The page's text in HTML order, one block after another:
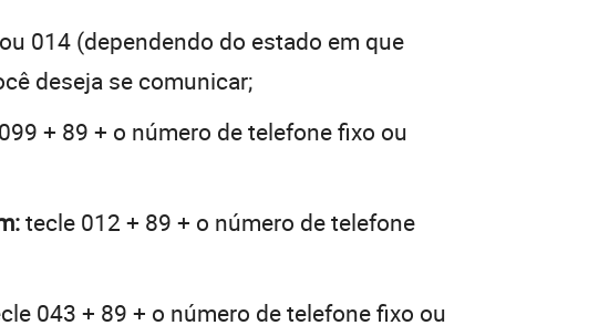
014 (dependendo do estado em que
deseja se comunicar;
+ 89 + o número de telefone fixo ou
tecle 012 + 89 + o número de telefone
043 + 89 + o número de telefone fixo ou